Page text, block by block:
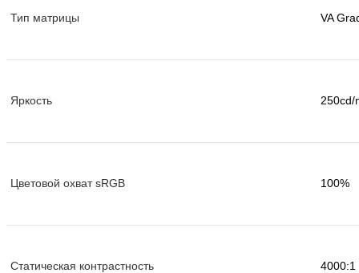
Тип матрицы VA
Яркость 250cd/
Цветовой охват sRGB 100%
Статическая контрастность 4000:1